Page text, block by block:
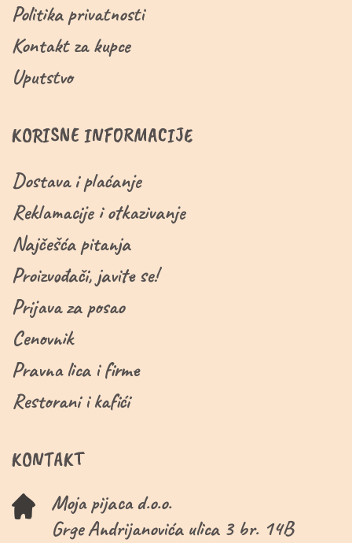
Politika privatnosti
Kontakt za kupce
Uputstvo
KORISNE INFORMACIJE
Dostava i plaćanje
Reklamacije i otkazivanje
Najčešća pitanja
Proizvođači, javite se!
Prijava za posao
Cenovnik
Pravna lica i firme
Restorani i kafići
KONTAKT
Moja pijaca d.o.o.
Grge Andrijanovića ulica 3 br. 14B